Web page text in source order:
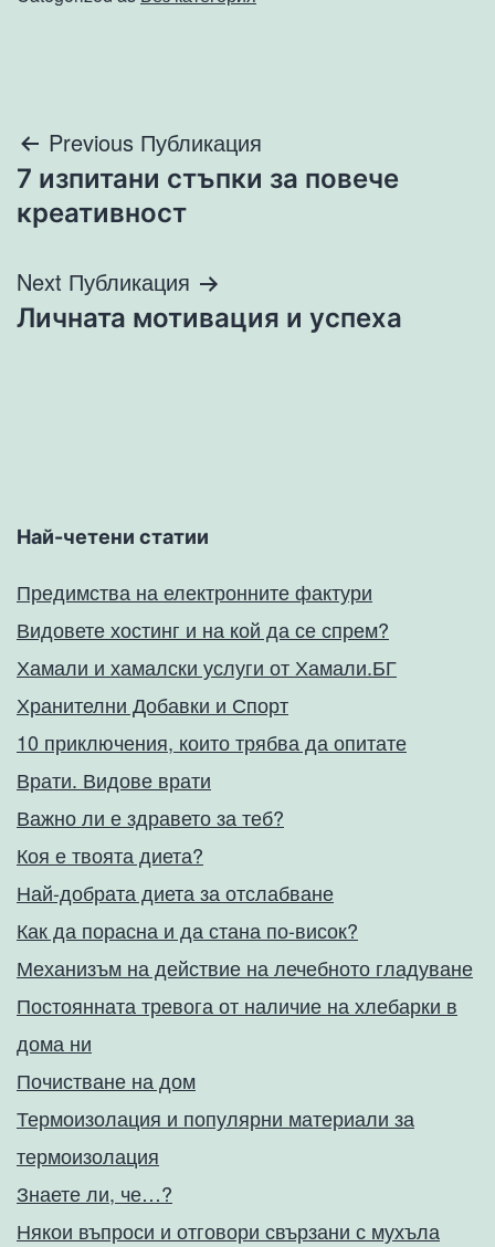
Навигация
Previous Публикация
7 изпитани стъпки за повече
креативност
Next Публикация
Личната мотивация и успеха
Най-четени статии
Предимства на електронните фактури
Видовете хостинг и на кой да се спрем?
Хамали и хамалски услуги от Хамали.БГ
Хранителни Добавки и Спорт
10 приключения, които трябва да опитате
Врати. Видове врати
Важно ли е здравето за теб?
Коя е твоята диета?
Най-добрата диета за отслабване
Как да порасна и да стана по-висок?
Механизъм на действие на лечебното гладуване
Постоянната тревога от наличие на хлебарки в
дома ни
Почистване на дом
Термоизолация и популярни материали за
термоизолация
Знаете ли, че…?
Някои въпроси и отговори свързани с мухъла